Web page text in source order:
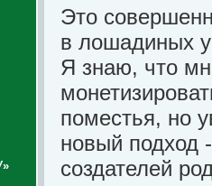
Это
в лошадиных
Я знаю, что
поместья, но
новый подход
создателей